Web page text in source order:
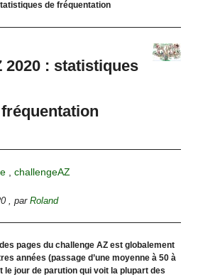
de fréquentation
2020 : statistiques
,challengeAZ
,parRoland
pages du challenge AZ est globalement
années (passage d’une moyenne à 50 à
le jour de parution qui voit la plupart des